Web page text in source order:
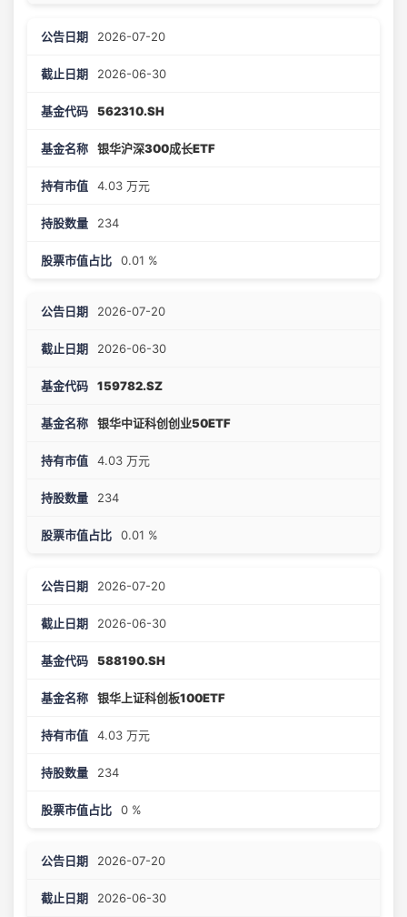
2026-07-20
2026-06-30
562310.SH
银华沪深300成长ETF
4.03 万元
234
0.01 %
2026-07-20
2026-06-30
159782.SZ
银华中证科创创业50ETF
4.03 万元
234
0.01 %
2026-07-20
2026-06-30
588190.SH
银华上证科创板100ETF
4.03 万元
234
0 %
2026-07-20
2026-06-30